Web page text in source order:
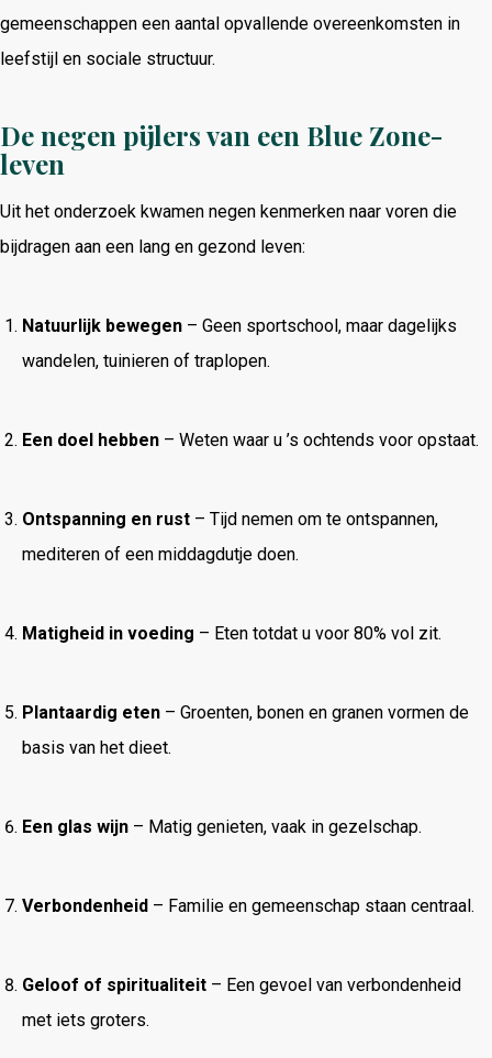
gemeenschappen een aantal opvallende overeenkomsten in
leefstijl en sociale structuur.
De negen pijlers van een Blue Zone-
leven
Uit het onderzoek kwamen negen kenmerken naar voren die
bijdragen aan een lang en gezond leven:
Natuurlijk bewegen – Geen sportschool, maar dagelijks
wandelen, tuinieren of traplopen.
Een doel hebben – Weten waar u ’s ochtends voor opstaat.
Ontspanning en rust – Tijd nemen om te ontspannen,
mediteren of een middagdutje doen.
Matigheid in voeding – Eten totdat u voor 80% vol zit.
Plantaardig eten – Groenten, bonen en granen vormen de
basis van het dieet.
Een glas wijn – Matig genieten, vaak in gezelschap.
Verbondenheid – Familie en gemeenschap staan centraal.
Geloof of spiritualiteit – Een gevoel van verbondenheid
met iets groters.